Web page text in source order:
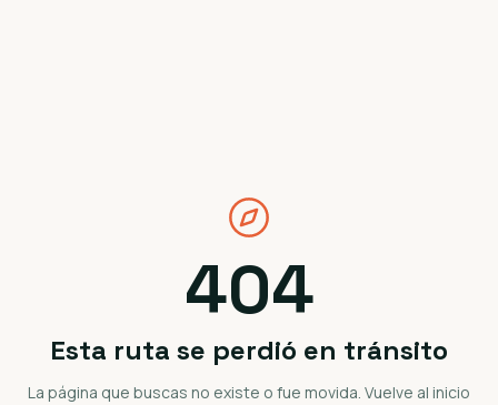
404
Esta ruta se perdió en tránsito
La página que buscas no existe o fue movida. Vuelve al inicio